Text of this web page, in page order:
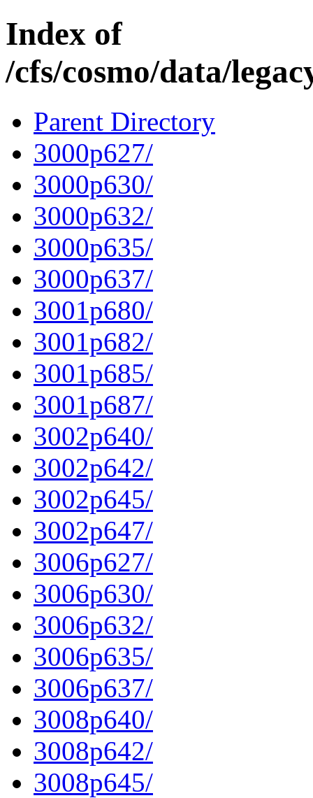
Index of
/cfs/cosmo/data/
Parent Directory
3000p627/
3000p630/
3000p632/
3000p635/
3000p637/
3001p680/
3001p682/
3001p685/
3001p687/
3002p640/
3002p642/
3002p645/
3002p647/
3006p627/
3006p630/
3006p632/
3006p635/
3006p637/
3008p640/
3008p642/
3008p645/